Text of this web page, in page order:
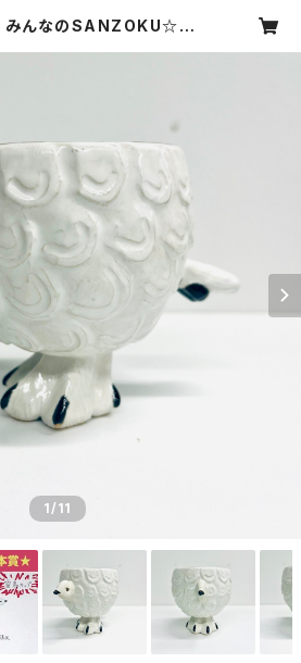
んなのSANZOKU☆ |
1/11